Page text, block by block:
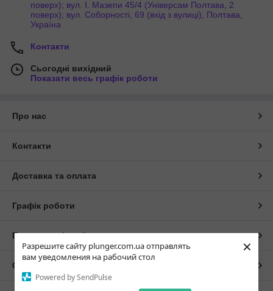
Разрешите сайту plunger.com.ua отправлять
вам уведомления на рабочий стол
Powered by SendPulse
×
поверх); вул. І. Мазепи 45/4 (Універсам Полтава, 2
поверх); вул. Соборності, 69 (вхід з вулиці), Полтава,
Україна
Контакти
Сьогодні вихідний
Показати весь графік роботи
Про нас
Контакти
Доставка та оплата
Графік роботи
Повна версія сайту
Сайт створено на маркетплейсі